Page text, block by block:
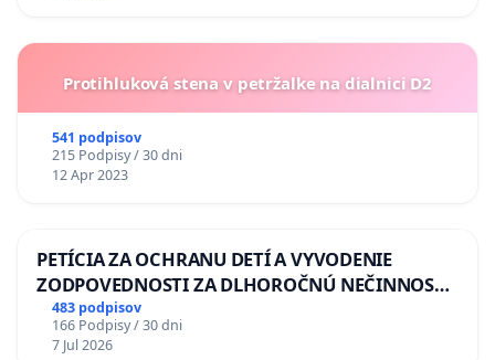
Protihluková stena v petržalke na dialnici D2
541 podpisov
215 Podpisy / 30 dni
12 Apr 2023
PETÍCIA ZA OCHRANU DETÍ A VYVODENIE
ZODPOVEDNOSTI ZA DLHOROČNÚ NEČINNOSŤ
A ZLYHANIE ŠTÁTU
483 podpisov
166 Podpisy / 30 dni
7 Jul 2026